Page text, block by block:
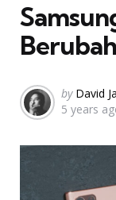
Posted
by
by David
5 years